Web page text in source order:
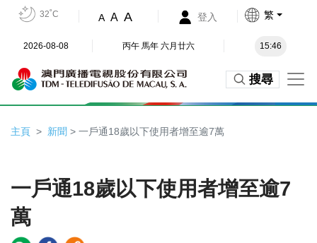
32˚C A A A 登入 繁
2026-08-08 丙午 馬年 六月廿六 15:46
搜尋
主頁 新聞 > 一戶通18歲以下使用者增至逾7萬
一戶通18歲以下使用者增至逾7
萬